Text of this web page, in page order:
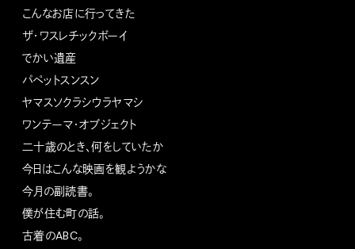
こんなお店に行ってきた
ザ・ワスレチックボーイ
でかい遺産
パペットスンスン
ヤマスソクラシウラヤマシ
ワンテーマ・オブジェクト
二十歳のとき、何をしていたか
今日はこんな映画を観ようかな
今月の副読書。
僕が住む町の話。
古着のABC。